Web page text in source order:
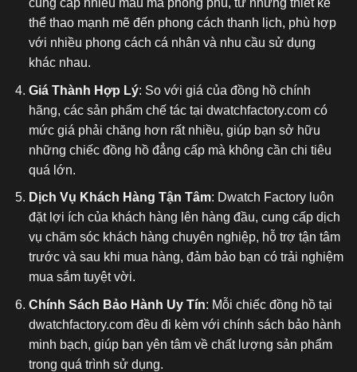
cung cấp nhiều mẫu mã phong phú, từ những thiết kế
thể thao mạnh mẽ đến phong cách thanh lịch, phù hợp
với nhiều phong cách cá nhân và nhu cầu sử dụng
khác nhau.
Giá Thành Hợp Lý: So với giá của đồng hồ chính
hãng, các sản phẩm chế tác tại dwatchfactory.com có
mức giá phải chăng hơn rất nhiều, giúp bạn sở hữu
những chiếc đồng hồ đẳng cấp mà không cần chi tiêu
quá lớn.
Dịch Vụ Khách Hàng Tận Tâm: Dwatch Factory luôn
đặt lợi ích của khách hàng lên hàng đầu, cung cấp dịch
vụ chăm sóc khách hàng chuyên nghiệp, hỗ trợ tận tâm
trước và sau khi mua hàng, đảm bảo bạn có trải nghiệm
mua sắm tuyệt vời.
Chính Sách Bảo Hành Uy Tín: Mỗi chiếc đồng hồ tại
dwatchfactory.com đều đi kèm với chính sách bảo hành
minh bạch, giúp bạn yên tâm về chất lượng sản phẩm
trong quá trình sử dụng.